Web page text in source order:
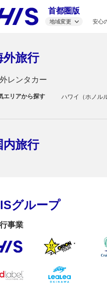
安心
首都圏版
地域変更
外旅行
レンタカー
エリアから探す ハワイ（ホノル
内旅行
グループ
事業